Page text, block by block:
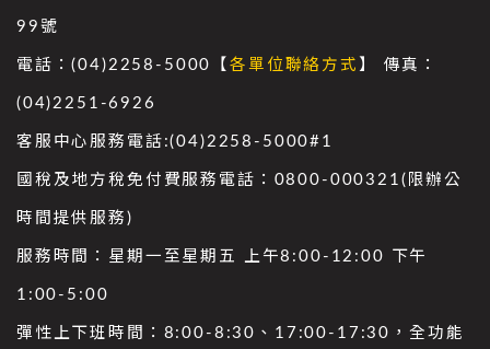
99號
電話：(04)2258-5000【各單位聯絡方式 】 傳真：
(04)2251-6926
客服中心服務電話:(04)2258-5000#1
國稅及地方稅免付費服務電話：0800-000321(限辦公
時間提供服務)
服務時間：星期一至星期五 上午8:00-12:00 下午
1:00-5:00
彈性上下班時間：8:00-8:30、17:00-17:30，全功能